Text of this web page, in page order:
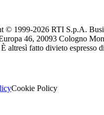
© 1999-2026 RTI S.p.A.
46, 20093 Cologno
altresì fatto divieto espresso
Cookie Policy